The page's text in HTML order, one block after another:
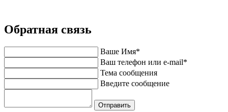
Обратная связь
Ваше Имя*
Ваш телефон или e-mail*
Тема сообщения
Введите сообщение